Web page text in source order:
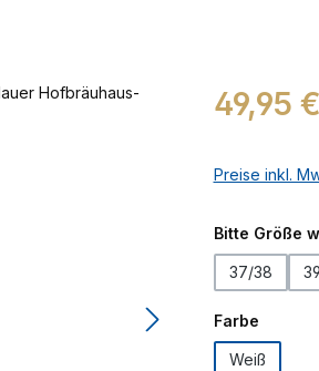
Regulärer Preis:
49,95 €
Preise inkl.
Bitte Größe
37/38
Farbe
Weiß